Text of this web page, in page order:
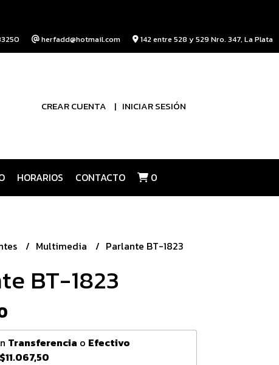
herfadd@hotmail.com 142 entre 528 y 529 Nro. 347, La Plata
CREAR CUENTA INICIAR SESIÓN
HORARIOS CONTACTO 0
Multimedia Parlante BT-1823
BT-1823
Transferencia o Efectivo
$11.067,50